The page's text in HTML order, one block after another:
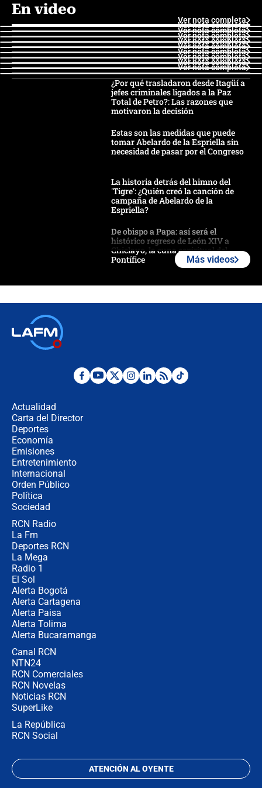
En video
Ver nota completa
Ver nota completa
Ver nota completa
Ver nota completa
Ver nota completa
Ver nota completa
Ver nota completa
Ver nota completa
Ver nota completa
Ver nota completa
¿Por qué trasladaron desde Itagüí a
jefes criminales ligados a la Paz
Total de Petro?: Las razones que
motivaron la decisión
Estas son las medidas que puede
tomar Abelardo de la Espriella sin
necesidad de pasar por el Congreso
La historia detrás del himno del
'Tigre': ¿Quién creó la canción de
campaña de Abelardo de la
Espriella?
De obispo a Papa: así será el
histórico regreso de León XIV a
Chiclayo, la cuna espiritual del
Pontífice
¿La posesión de Abelardo De la
Más videos
Actualidad
Carta del Director
Deportes
Economía
Emisiones
Entretenimiento
Internacional
Orden Público
Política
Sociedad
RCN Radio
La Fm
Deportes RCN
La Mega
Radio 1
El Sol
Alerta Bogotá
Alerta Cartagena
Alerta Paisa
Alerta Tolima
Alerta Bucaramanga
Canal RCN
NTN24
RCN Comerciales
RCN Novelas
Noticias RCN
SuperLike
La República
RCN Social
ATENCIÓN AL OYENTE